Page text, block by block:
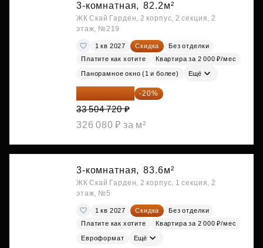
3-комнатная, 82.2м²
ЖК Скай Гарден, 2 корпус, 2 секция, 2
этаж, №219
1 кв 2027 Скидка
Без отделки
Платите как хотите
Квартира за 2 000 ₽/мес
Панорамное окно (1 и более) Ещё
26 803 776 ₽ -20%
33 504 720 ₽
326 080 ₽ за м²
3-комнатная, 83.6м²
ЖК Скай Гарден, 2 корпус, 1 секция, 2
этаж, №5
1 кв 2027 Скидка
Без отделки
Платите как хотите
Квартира за 2 000 ₽/мес
Евроформат Ещё